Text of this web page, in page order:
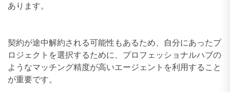
あります。
契約が途中解約される可能性もあるため、自分にあったプ
ロジェクトを選択するために、プロフェッショナルハブの
ようなマッチング精度が高いエージェントを利用すること
が重要です。